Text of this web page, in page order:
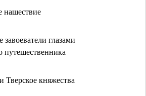
нашествие
глазами
путешественника
Тверское княжества